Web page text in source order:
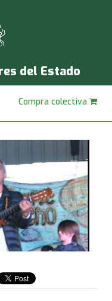
del Estado
Compra colectiva